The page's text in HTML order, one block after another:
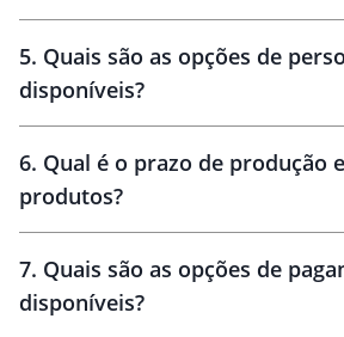
personalização
amostra virtual
5. Quais são as opções de
disponíveis?
6. Qual é o prazo de produção
produtos?
10 dias
7. Quais são as opções de
disponíveis?